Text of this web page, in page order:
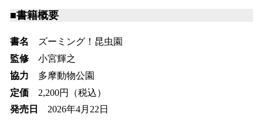
■書籍概要
書名
ズーミング！昆虫園
監修 小宮輝之
協力 多摩動物公園
定価 2,200円（税込）
発売日
2026年4月22日